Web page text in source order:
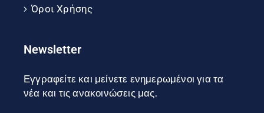
Όροι Χρήσης
Newsletter
Εγγραφείτε και μείνετε ενημερωμένοι για τα
νέα και τις ανακοινώσεις μας.